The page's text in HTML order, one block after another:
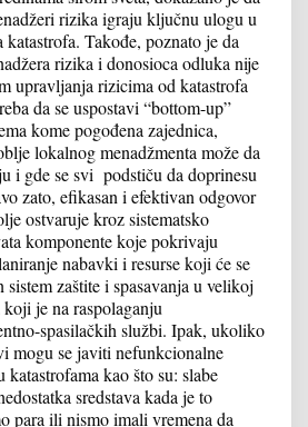
rizika igraju ključnu ulogu u
Takođe, poznato je da
rizika i donosioca odluka nije
upravljanja rizicima od katastrofa
da se uspostavi “bottom-up”
kome pogođena zajednica,
lokalnog menadžmenta može da
i gde se svi podstiču da doprinesu
zato, efikasan i efektivan odgovor
ostvaruje kroz sistematsko
komponente koje pokrivaju
nabavki i resurse koji će se
zaštite i spasavanja u velikoj
je na raspolaganju
spasilačkih službi. Ipak, ukoliko
mogu se javiti nefunkcionalne
katastrofama kao što su: slabe
sredstava kada je to
para ili nismo imali vremena da